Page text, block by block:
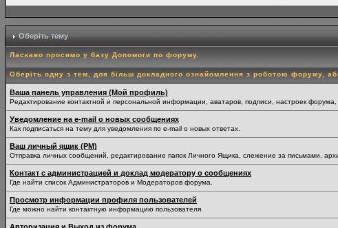
Оберіть тему
Ласкаво просимо у базу Допомоги по форуму.
Оберіть одну з тем, для більш докладного ознайомлення з роботою форуму,
Ваша панель управления (Мой профиль)
Редактирование контактной и персональной информации, аватаров, подписи, настроек
Уведомление на e-mail о новых сообщениях
Как подписаться на тему для уведомления по e-mail о новых ответах.
Ваш личный ящик (PM)
Отправка личных сообщений, редактирование папок Личного Ящика, слежение за письмами,
Контакт с администрацией и доклад модератору о сообщениях
Где найти список Администраторов и Модераторов форума.
Просмотр информации профиля пользователей
Где можно найти контактную информацию пользователя.